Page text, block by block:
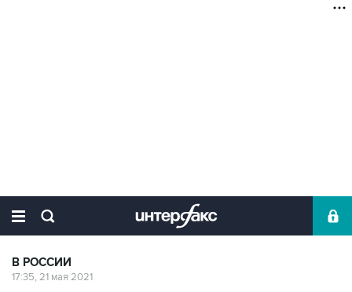
В РОССИИ
17:35, 21 мая 2021